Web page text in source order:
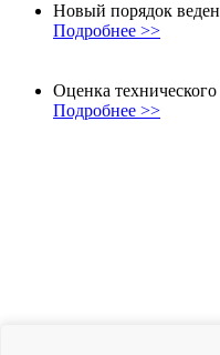
Новый порядок
Подробнее >>
Оценка
Подробнее >>